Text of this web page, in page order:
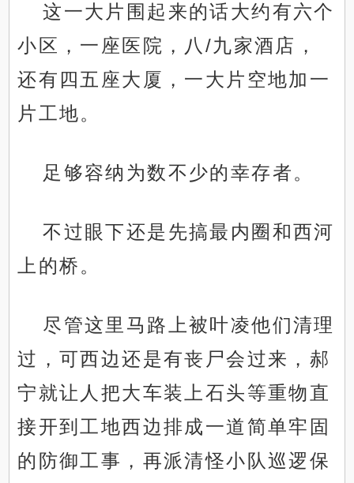
这一大片围起来的话大约有六个
小区，一座医院，八/九家酒店，
还有四五座大厦，一大片空地加一
片工地。
足够容纳为数不少的幸存者。
不过眼下还是先搞最内圈和西河
上的桥。
尽管这里马路上被叶凌他们清理
过，可西边还是有丧尸会过来，郝
宁就让人把大车装上石头等重物直
接开到工地西边排成一道简单牢固
的防御工事，再派清怪小队巡逻保